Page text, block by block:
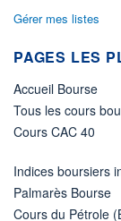
Gérer mes listes
PAGES LES
Accueil Bourse
Tous les cours
Cours CAC 40
Indices boursiers
Palmarès Bourse
Cours du Pétrole